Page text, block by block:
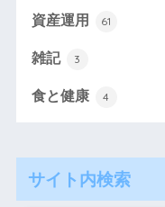
資産運用 61
雑記 3
食と健康 4
サイト内検索